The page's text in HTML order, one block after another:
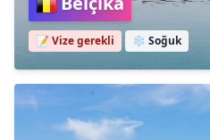
📝 Vize gerekli ❄️ Soğuk